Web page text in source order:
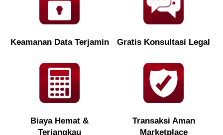
Keamanan Data Terjamin Gratis Konsultasi Legal
Biaya Hemat &
Terjangkau
Transaksi Aman
Marketplace